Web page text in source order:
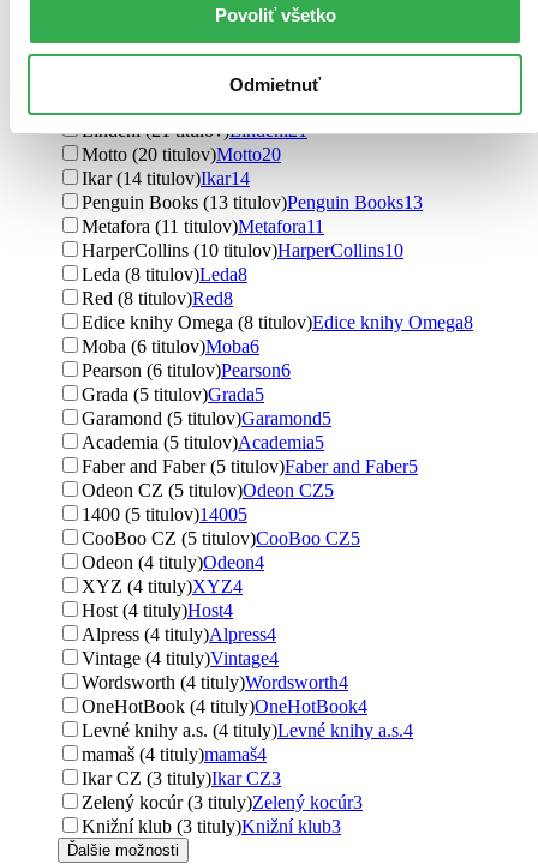
Povoliť všetko
Odmietnuť
Marie Laval (4 tituly)Marie Laval
Ďalšie možnosti
Lindeni (21 titulov)Lindeni21
Motto (20 titulov)Motto20
Ikar (14 titulov)Ikar14
Penguin Books (13 titulov)Penguin Books13
Metafora (11 titulov)Metafora11
HarperCollins (10 titulov)HarperCollins10
Leda (8 titulov)Leda8
Red (8 titulov)Red8
Edice knihy Omega (8 titulov)Edice knihy Omega8
Moba (6 titulov)Moba6
Pearson (6 titulov)Pearson6
Grada (5 titulov)Grada5
Garamond (5 titulov)Garamond5
Academia (5 titulov)Academia5
Faber and Faber (5 titulov)Faber and Faber5
Odeon CZ (5 titulov)Odeon CZ5
1400 (5 titulov)14005
CooBoo CZ (5 titulov)CooBoo CZ5
Odeon (4 tituly)Odeon4
XYZ (4 tituly)XYZ4
Host (4 tituly)Host4
Alpress (4 tituly)Alpress4
Vintage (4 tituly)Vintage4
Wordsworth (4 tituly)Wordsworth4
OneHotBook (4 tituly)OneHotBook4
Levné knihy a.s. (4 tituly)Levné knihy a.s.4
mamaš (4 tituly)mamaš4
Ikar CZ (3 tituly)Ikar CZ3
Zelený kocúr (3 tituly)Zelený kocúr3
Knižní klub (3 tituly)Knižní klub3
Ďalšie možnosti